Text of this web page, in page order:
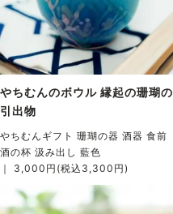
やちむんのボウル 縁起の珊瑚の
引出物
やちむんギフト 珊瑚の器 酒器 食前
酒の杯 汲み出し 藍色
｜ 3,000円(税込3,300円)